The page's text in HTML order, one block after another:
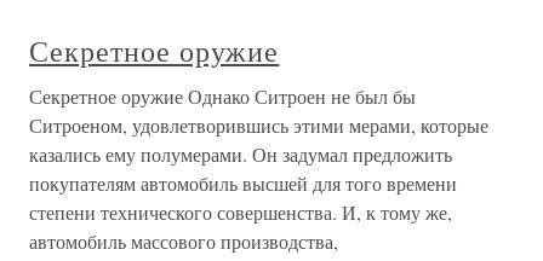
Секретное оружие
Секретное оружие Однако Ситроен не был бы
Ситроеном, удовлетворившись этими мерами, которые
казались ему полумерами. Он задумал предложить
покупателям автомобиль высшей для того времени
степени технического совершенства. И, к тому же,
автомобиль массового производства,